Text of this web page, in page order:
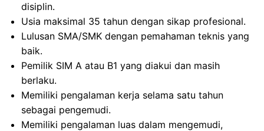
disiplin.
Usia maksimal 35 tahun dengan sikap profesional.
Lulusan SMA/SMK dengan pemahaman teknis yang
baik.
Pemilik SIM A atau B1 yang diakui dan masih
berlaku.
Memiliki pengalaman kerja selama satu tahun
sebagai pengemudi.
Memiliki pengalaman luas dalam mengemudi,